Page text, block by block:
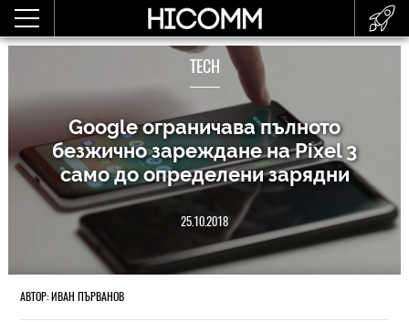
TECH
Google ограничава пълното
безжично зареждане на Pixel 3
само до определени зарядни
25.10.2018
АВТОР: ИВАН ПЪРВАНОВ